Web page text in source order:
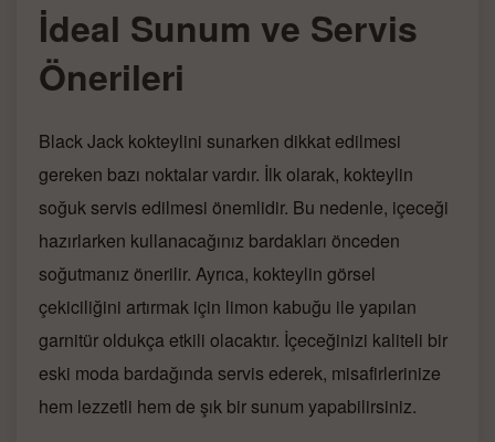
İdeal Sunum ve Servis
Önerileri
Black Jack kokteylini sunarken dikkat edilmesi
gereken bazı noktalar vardır. İlk olarak, kokteylin
soğuk servis edilmesi önemlidir. Bu nedenle, içeceği
hazırlarken kullanacağınız bardakları önceden
soğutmanız önerilir. Ayrıca, kokteylin görsel
çekiciliğini artırmak için limon kabuğu ile yapılan
garnitür oldukça etkili olacaktır. İçeceğinizi kaliteli bir
eski moda bardağında servis ederek, misafirlerinize
hem lezzetli hem de şık bir sunum yapabilirsiniz.